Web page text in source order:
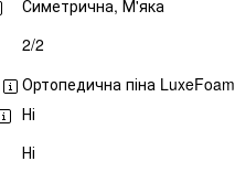
Симетрична, М'яка
2/2
Ортопедична піна LuxeFoam
Ні
Ні